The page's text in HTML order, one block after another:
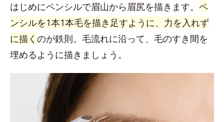
はじめにペンシルで眉山から眉尻を描きます。 ペ
ンシルを1本1本毛を描き足すように、力を入れず
に描く のが鉄則。毛流れに沿って、毛のすき間を
埋めるように描きましょう。